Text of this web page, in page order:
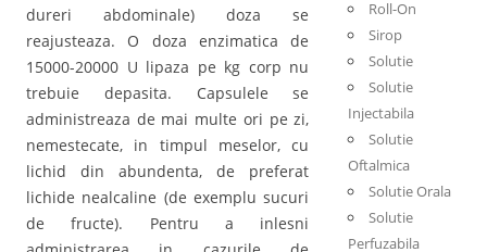
dureri abdominale) doza se
reajusteaza. O doza enzimatica de
15000-20000 U lipaza pe kg corp nu
trebuie depasita. Capsulele se
administreaza de mai multe ori pe zi,
nemestecate, in timpul meselor, cu
lichid din abundenta, de preferat
lichide nealcaline (de exemplu sucuri
de fructe). Pentru a inlesni
Roll-On
Sirop
Solutie
Solutie
Injectabila
Solutie
Oftalmica
Solutie Orala
Solutie
Perfuzabila